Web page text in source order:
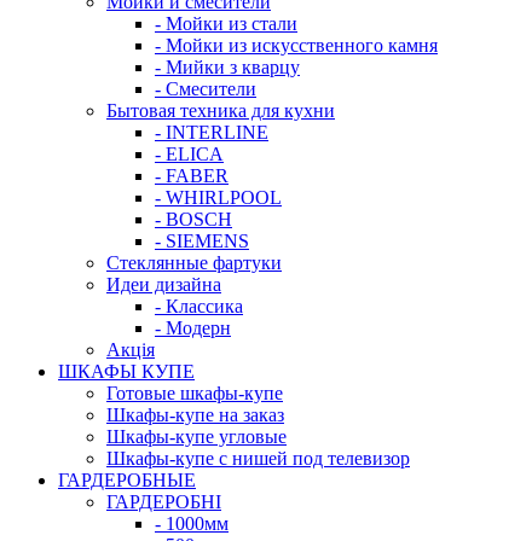
- Мойки из стали
- Мойки из искусственного камня
- Мийки з кварцу
- Смесители
Бытовая техника для кухни
- INTERLINE
- ELICA
- FABER
- WHIRLPOOL
- BOSCH
- SIEMENS
Стеклянные фартуки
Идеи дизайна
- Класcика
- Модерн
Акція
ШКАФЫ КУПЕ
Готовые шкафы-купе
Шкафы-купе на заказ
Шкафы-купе угловые
Шкафы-купе с нишей под телевизор
ГАРДЕРОБНЫЕ
ГАРДЕРОБНІ
- 1000мм